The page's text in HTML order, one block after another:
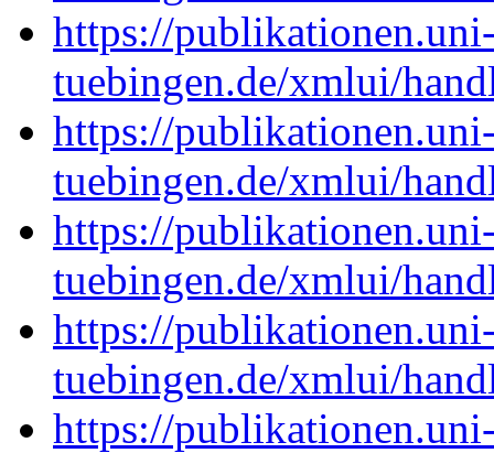
https://
tuebingen.de/xmlui/
https://
tuebingen.de/xmlui/
https://
tuebingen.de/xmlui/
https://
tuebingen.de/xmlui/
https://